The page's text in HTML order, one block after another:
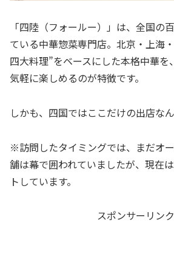
「四陸（フォールー）」は、全国の
ている中華惣菜専門店。北京・上海
四大料理”をベースにした本格中華を
気軽に楽しめるのが特徴です。
しかも、四国ではここだけの出店な
※訪問したタイミングでは、まだオ
舗は幕で囲われていましたが、現在
トしています。
スポンサーリンク